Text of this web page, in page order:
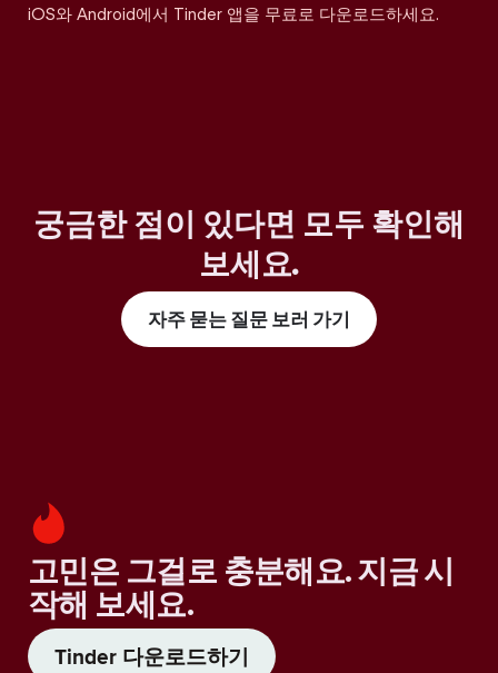
iOS와 Android에서 Tinder 앱을 무료로 다운로드하세요.
궁금한 점이 있다면 모두 확인해
보세요.
자주 묻는 질문 보러 가기
고민은 그걸로 충분해요. 지금 시
작해 보세요.
Tinder 다운로드하기